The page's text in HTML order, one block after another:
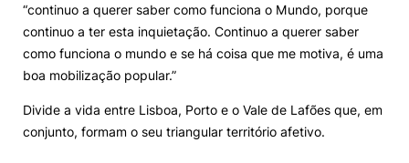
“continuo a querer saber como funciona o Mundo, porque
continuo a ter esta inquietação. Continuo a querer saber
como funciona o mundo e se há coisa que me motiva, é uma
boa mobilização popular.”
Divide a vida entre Lisboa, Porto e o Vale de Lafões que, em
conjunto, formam o seu triangular território afetivo.